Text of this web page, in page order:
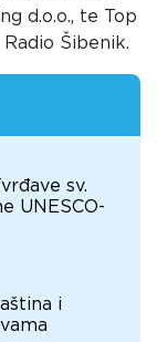
d.o.o., te Top
Šibenik.
sv.
UNESCO-
i